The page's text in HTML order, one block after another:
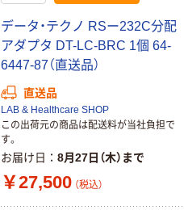
データ・テクノ RSー232C分配
アダプタ DT-LC-BRC 1個 64-
6447-87（直送品）
直送品
LAB & Healthcare SHOP
この出荷元の商品は配送料が当社負担で
す。
お届け日 8月27日（木）まで
￥27,500 （税込）